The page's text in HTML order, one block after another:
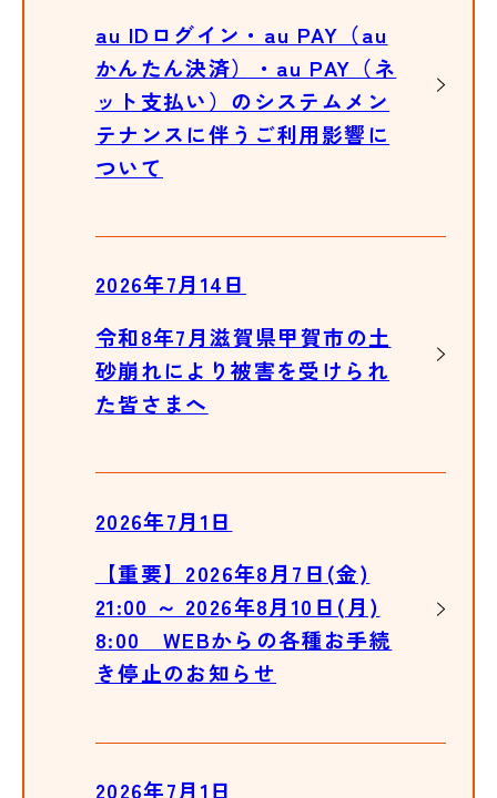
au IDログイン・au PAY（au
かんたん決済）・au PAY（ネ
ット支払い）のシステムメン
テナンスに伴うご利用影響に
ついて
2026年7月14日
令和8年7月滋賀県甲賀市の土
砂崩れにより被害を受けられ
た皆さまへ
2026年7月1日
【重要】2026年8月7日(金)
21:00 ～ 2026年8月10日(月)
8:00 WEBからの各種お手続
き停止のお知らせ
2026年7月1日